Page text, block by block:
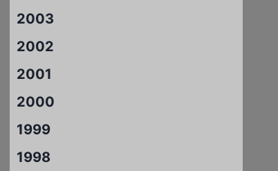
2003
2002
2001
2000
1999
1998